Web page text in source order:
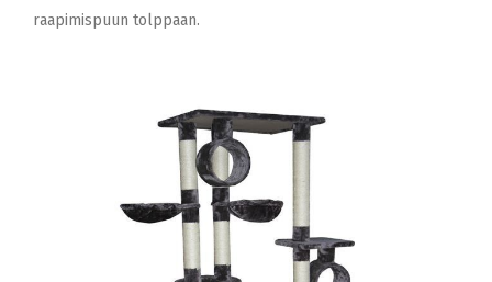
raapimispuun tolppaan.